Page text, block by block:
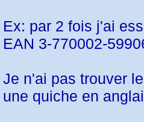
Ex: par 2 fois j'ai
EAN 3-770002-
Je n'ai pas trouver
une quiche en